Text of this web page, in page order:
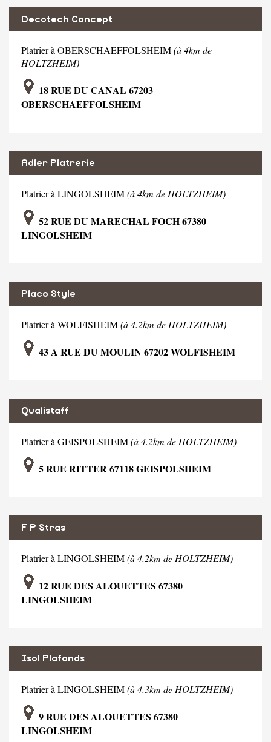
Decotech Concept
Platrier à OBERSCHAEFFOLSHEIM(à 4km de
HOLTZHEIM)
18 RUE DU CANAL 67203
OBERSCHAEFFOLSHEIM
Adler Platrerie
Platrier à LINGOLSHEIM(à 4km de HOLTZHEIM)
52 RUE DU MARECHAL FOCH 67380
LINGOLSHEIM
Placo Style
Platrier à WOLFISHEIM(à 4.2km de HOLTZHEIM)
43 A RUE DU MOULIN 67202 WOLFISHEIM
Qualistaff
Platrier à GEISPOLSHEIM(à 4.2km de HOLTZHEIM)
5 RUE RITTER 67118 GEISPOLSHEIM
F P Stras
Platrier à LINGOLSHEIM(à 4.2km de HOLTZHEIM)
12 RUE DES ALOUETTES 67380
LINGOLSHEIM
Isol Plafonds
Platrier à LINGOLSHEIM(à 4.3km de HOLTZHEIM)
9 RUE DES ALOUETTES 67380
LINGOLSHEIM